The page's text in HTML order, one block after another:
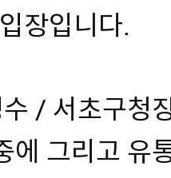
장입니다.
수 / 서초구청
에 그리고 유